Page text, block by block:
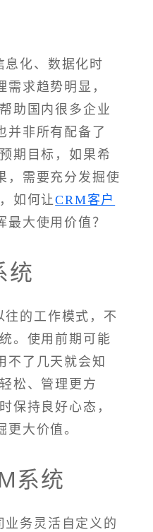
息化、数据化时
求趋势明显，
助国内很多企业
并非所有配备了
期目标，如果希
，需要充分发掘使
如何让CRM客户
最大使用价值？
统
往的工作模式，不
。使用前期可能
不了几天就会知
松、管理更方
保持良好心态，
大价值。
系统
业务灵活自定义的